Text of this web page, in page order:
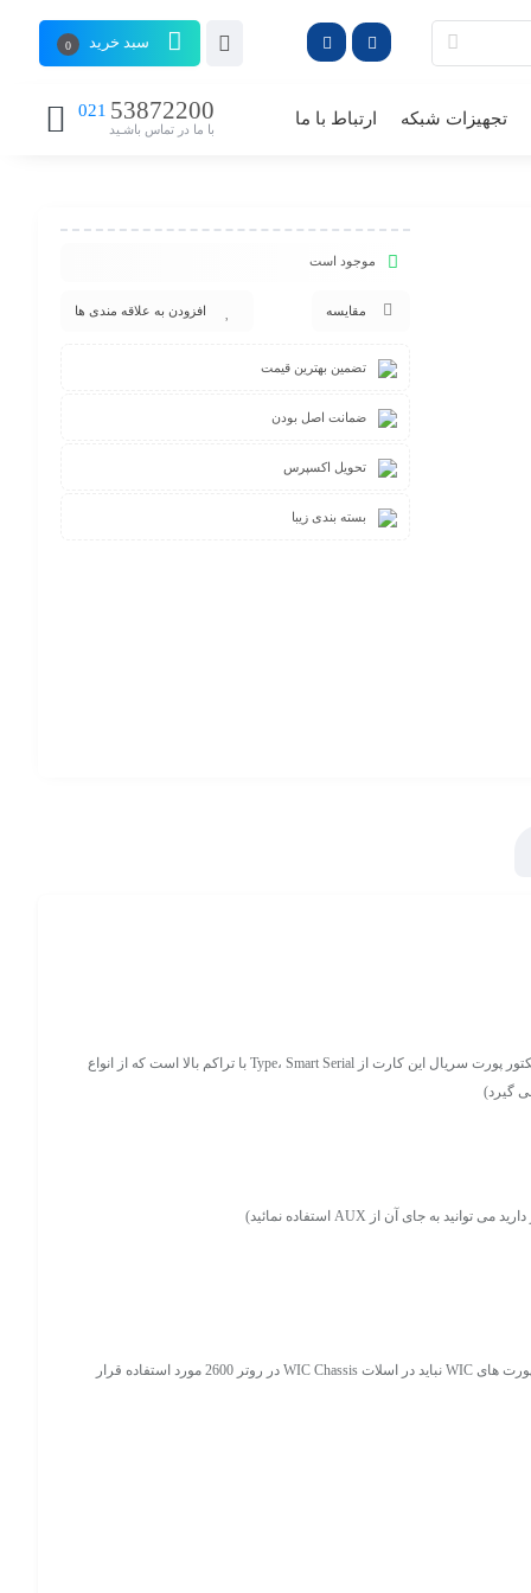
سبد خرید 0
تجهیزات شبکه ارتباط با ما 53872200
021
با ما در تماس باشـید
موجود است
مقایسه افزودن به علاقه مندی ها
تضمین بهترین قیمت
ضمانت اصل بودن
تحویل اکسپرس
بسته بندی زیبا
WIC-2T یکی از محصولات کمپانی سیسکو است که مخفف Cisco 2 Port Serial WAN Interface Card است. این ماژول دارای دو پورت سریال می‌باشد که کانکتور پورت سریال این کارت از Type، Smart Serial با تراکم بالا است که از انواع
پشتیبانی از دو پورت 4 مگابیت در ثانیه که در اسلات های NM-1FE2W، NM-1FE1R2W، NM-2FE2W و NM-2W یا اسلات WIC Chassis سیسکو 2600 استفاده می شود. (سایر پورت های WIC نباید در اسلات WIC Chassis در روتر 2600 مورد استفاده قرار